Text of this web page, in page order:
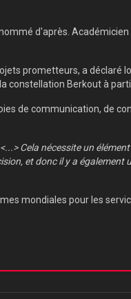
d'après. Académicien
prometteurs, a déclaré
constellation Berkout à
de communication, de
Cela nécessite un
et donc il y a également
mondiales pour les